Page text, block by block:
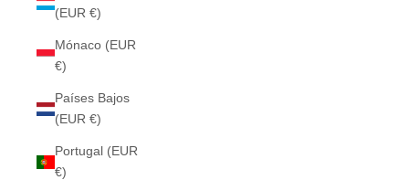
(EUR €)
Mónaco (EUR
€)
Países Bajos
(EUR €)
Portugal (EUR
€)